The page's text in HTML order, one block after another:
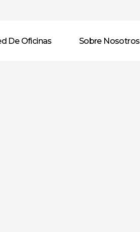
De Oficinas Sobre Nosotros